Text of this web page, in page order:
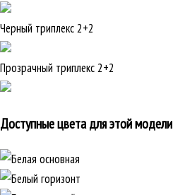
Черный триплекс 2+2
Прозрачный триплекс 2+2
Доступные цвета для этой модели